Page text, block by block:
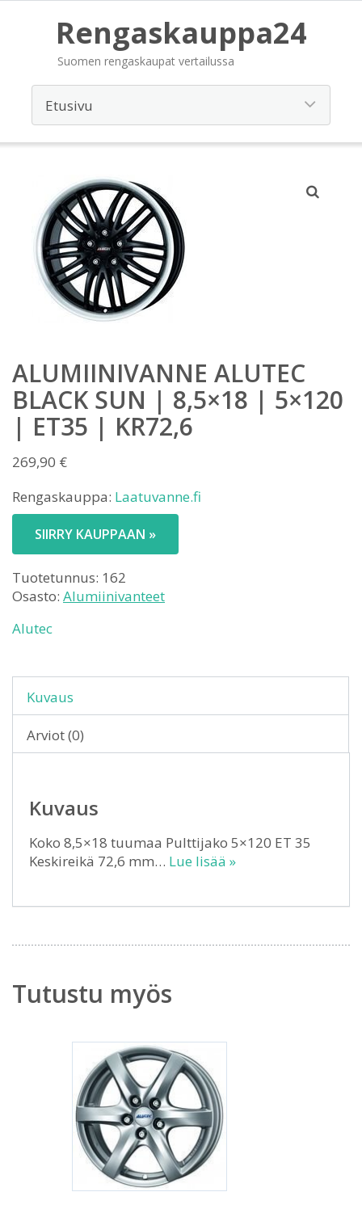
Rengaskauppa24
Suomen rengaskaupat vertailussa
ALUMIINIVANNE ALUTEC
BLACK SUN | 8,5×18 | 5×120
| ET35 | KR72,6
269,90 €
Rengaskauppa: Laatuvanne.fi
SIIRRY KAUPPAAN »
Tuotetunnus: 162
Osasto: Alumiinivanteet
Alutec
Kuvaus
Arviot (0)
Kuvaus
Koko 8,5×18 tuumaa Pulttijako 5×120 ET 35
Keskireikä 72,6 mm… Lue lisää »
Tutustu myös